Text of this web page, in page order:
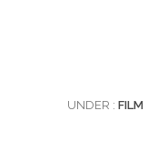
UNDER : FILM